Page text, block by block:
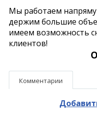
Мы работаем
держим большие
имеем возможность
клиентов!
Комментарии